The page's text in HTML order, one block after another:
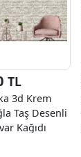
TL
3d Krem
Taş Desenli
Kağıdı